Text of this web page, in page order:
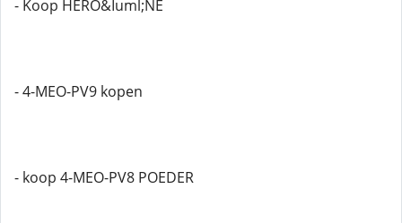
- Koop HERO&Iuml;NE
- 4-MEO-PV9 kopen
- koop 4-MEO-PV8 POEDER